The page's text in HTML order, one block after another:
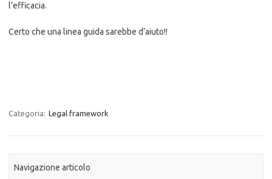
l’efficacia.
Certo che una linea guida sarebbe d’aiuto!!
Categoria: Legal framework
Navigazione articolo